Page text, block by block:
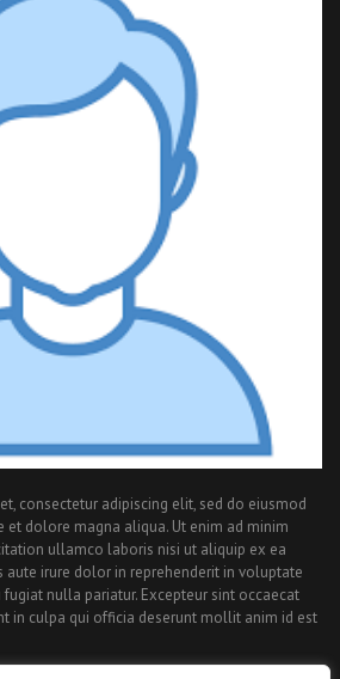
consectetur adipiscing elit, sed do eiusmod
dolore magna aliqua. Ut enim ad minim
ullamco laboris nisi ut aliquip ex ea
aute irure dolor in reprehenderit in voluptate
nulla pariatur. Excepteur sint occaecat
in culpa qui officia deserunt mollit anim id est